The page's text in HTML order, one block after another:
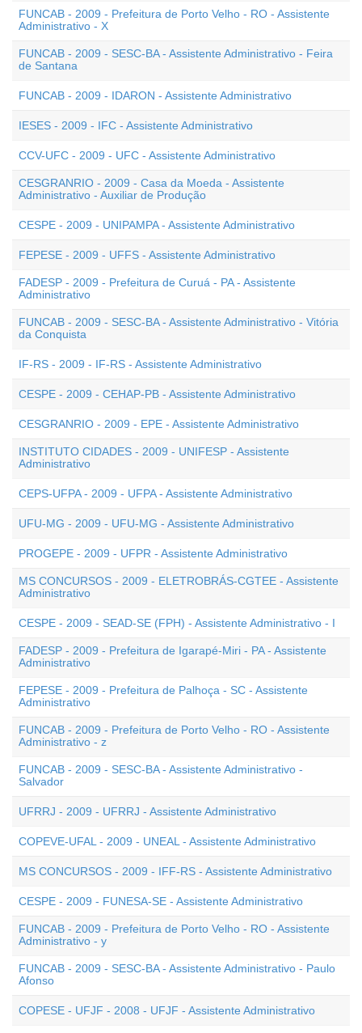
FUNCAB - 2009 - Prefeitura de Porto Velho - RO - Assistente
Administrativo - X
FUNCAB - 2009 - SESC-BA - Assistente Administrativo - Feira
de Santana
FUNCAB - 2009 - IDARON - Assistente Administrativo
IESES - 2009 - IFC - Assistente Administrativo
CCV-UFC - 2009 - UFC - Assistente Administrativo
CESGRANRIO - 2009 - Casa da Moeda - Assistente
Administrativo - Auxiliar de Produção
CESPE - 2009 - UNIPAMPA - Assistente Administrativo
FEPESE - 2009 - UFFS - Assistente Administrativo
FADESP - 2009 - Prefeitura de Curuá - PA - Assistente
Administrativo
FUNCAB - 2009 - SESC-BA - Assistente Administrativo - Vitória
da Conquista
IF-RS - 2009 - IF-RS - Assistente Administrativo
CESPE - 2009 - CEHAP-PB - Assistente Administrativo
CESGRANRIO - 2009 - EPE - Assistente Administrativo
INSTITUTO CIDADES - 2009 - UNIFESP - Assistente
Administrativo
CEPS-UFPA - 2009 - UFPA - Assistente Administrativo
UFU-MG - 2009 - UFU-MG - Assistente Administrativo
PROGEPE - 2009 - UFPR - Assistente Administrativo
MS CONCURSOS - 2009 - ELETROBRÁS-CGTEE - Assistente
Administrativo
CESPE - 2009 - SEAD-SE (FPH) - Assistente Administrativo - I
FADESP - 2009 - Prefeitura de Igarapé-Miri - PA - Assistente
Administrativo
FEPESE - 2009 - Prefeitura de Palhoça - SC - Assistente
Administrativo
FUNCAB - 2009 - Prefeitura de Porto Velho - RO - Assistente
Administrativo - z
FUNCAB - 2009 - SESC-BA - Assistente Administrativo -
Salvador
UFRRJ - 2009 - UFRRJ - Assistente Administrativo
COPEVE-UFAL - 2009 - UNEAL - Assistente Administrativo
MS CONCURSOS - 2009 - IFF-RS - Assistente Administrativo
CESPE - 2009 - FUNESA-SE - Assistente Administrativo
FUNCAB - 2009 - Prefeitura de Porto Velho - RO - Assistente
Administrativo - y
FUNCAB - 2009 - SESC-BA - Assistente Administrativo - Paulo
Afonso
COPESE - UFJF - 2008 - UFJF - Assistente Administrativo